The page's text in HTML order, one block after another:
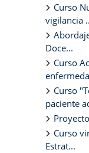
Curso
vigilancia
Doce...
Curso
Curso
paciente
Curso
Estrat...